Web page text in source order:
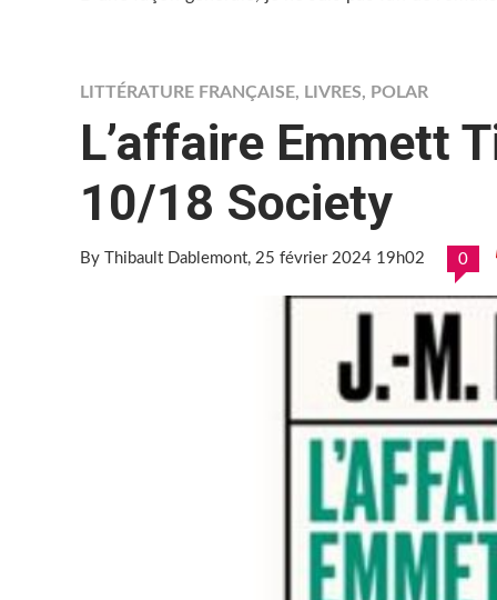
LITTÉRATURE FRANÇAISE, LIVRES, POLAR
L’affaire Emmett
10/18 Society
By Thibault Dablemont, 25 février 2024 19h02 0